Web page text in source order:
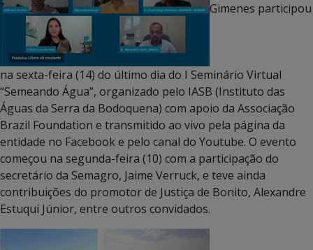
Gimenes participou
na sexta-feira (14) do último dia do I Seminário Virtual
“Semeando Água”, organizado pelo IASB (Instituto das
Águas da Serra da Bodoquena) com apoio da Associação
Brazil Foundation e transmitido ao vivo pela página da
entidade no Facebook e pelo canal do Youtube. O evento
começou na segunda-feira (10) com a participação do
secretário da Semagro, Jaime Verruck, e teve ainda
contribuições do promotor de Justiça de Bonito, Alexandre
Estuqui Júnior, entre outros convidados.